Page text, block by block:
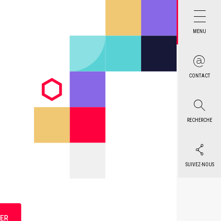
MENU
CONTACT
RECHERCHE
SUIVEZ-NOUS